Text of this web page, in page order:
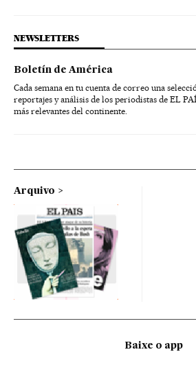
NEWSLETTERS
Boletín de América
Cada semana en tu cuenta de correo una
reportajes y análisis de los periodistas de EL
más relevantes del continente.
Arquivo
Baixe o app